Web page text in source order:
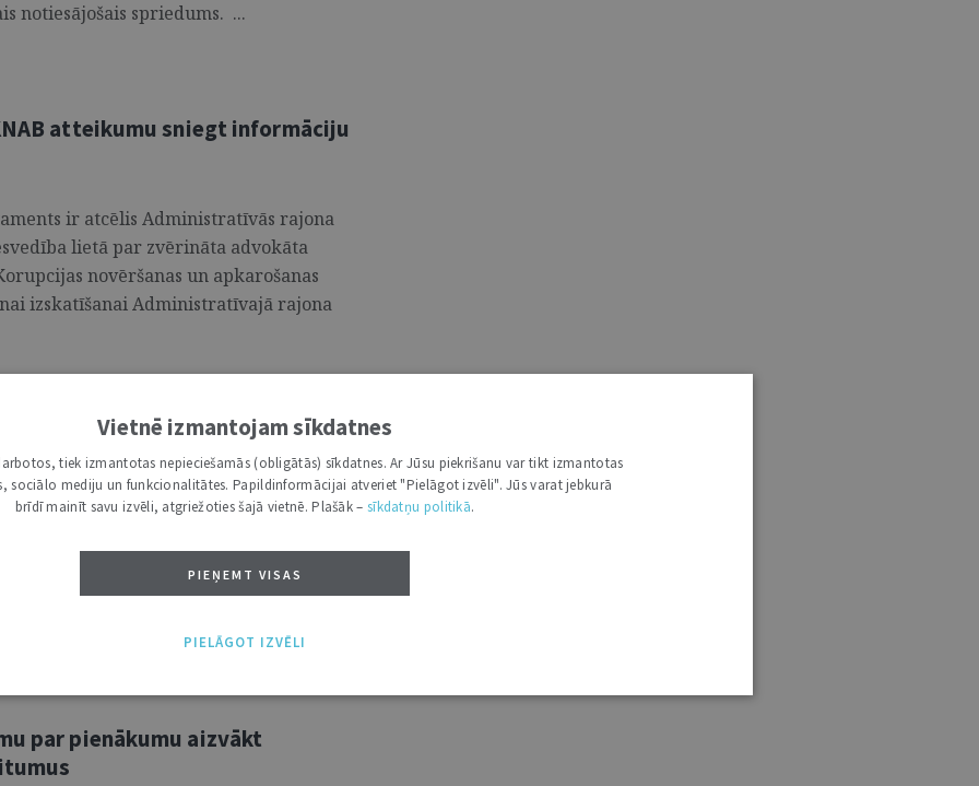
notiesājošais spriedums. ...
atteikumu sniegt informāciju
ir atcēlis Administratīvās rajona
lietā par zvērināta advokāta
novēršanas un apkarošanas
izskatīšanai Administratīvajā rajona
apstākļi jāvērtē pēc būtības,
blakus sūdzību par Rīgas
noraidīts pieteikums par kasācijas
procesuālā termiņa atjaunošanu, un
...
par pienākumu aizvākt
Vietnē izmantojam sīkdatnes
tiek izmantotas nepieciešamās (obligātās) sīkdatnes. Ar Jūsu piekrišanu var tikt izmantotas
sociālo mediju un funkcionalitātes. Papildinformācijai atveriet "Pielāgot izvēli". Jūs varat jebkurā
brīdī mainīt savu izvēli, atgriežoties šajā vietnē. Plašāk – sīkdatņu politikā.
PIEŅEMT VISAS
PIELĀGOT IZVĒLI